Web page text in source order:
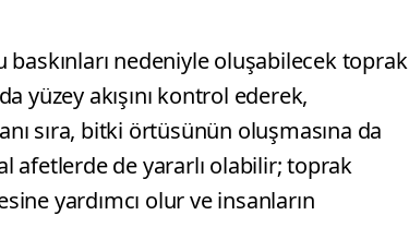
baskınları nedeniyle oluşabilecek toprak
yüzey akışını kontrol ederek,
sıra, bitki örtüsünün oluşmasına da
afetlerde de yararlı olabilir; toprak
yardımcı olur ve insanların